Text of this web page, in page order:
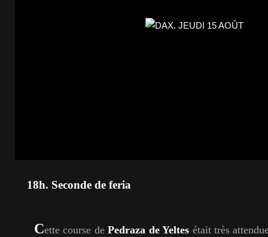
18h. Seconde de feria
Cette course dePedraza de Yeltes était très